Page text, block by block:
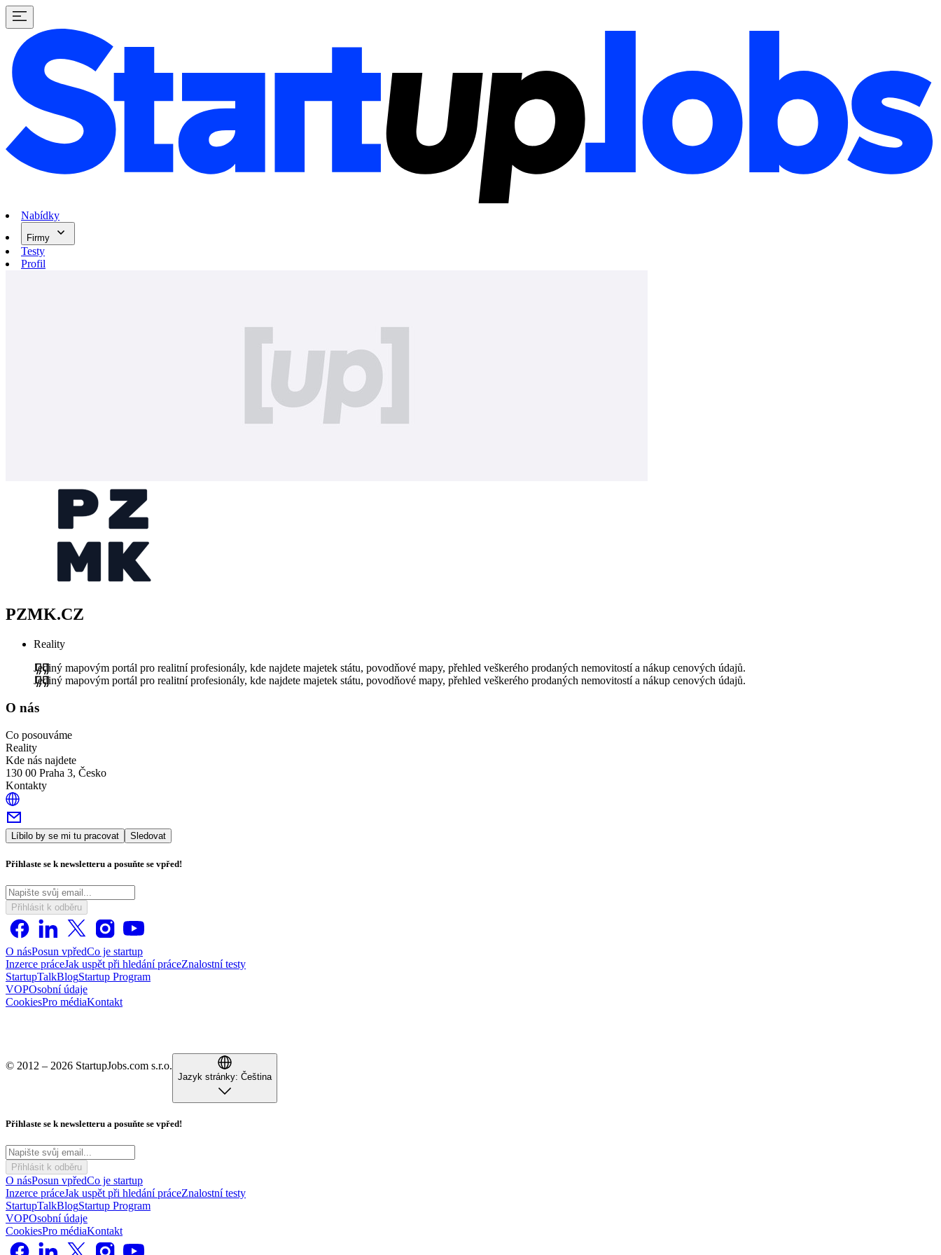
Nabídky
Firmy
Testy
Profil
PZMK.CZ
Reality
Jediný mapovým portál pro realitní profesionály, kde najdete majetek státu, povodňové mapy, přehled veškerého prodaných nemovitostí a nákup cenových údajů.
Jediný mapovým portál pro realitní profesionály, kde najdete majetek státu, povodňové mapy, přehled veškerého prodaných nemovitostí a nákup cenových údajů.
O nás
Co posouváme
Reality
Kde nás najdete
130 00 Praha 3, Česko
Kontakty
Líbilo by se mi tu pracovat Sledovat
Přihlaste se k newsletteru a posuňte se vpřed!
Přihlásit k odběru
O násPosun vpředCo je startup
Inzerce práceJak uspět při hledání práceZnalostní testy
StartupTalkBlogStartup Program
VOPOsobní údaje
CookiesPro médiaKontakt
© 2012 – 2026 StartupJobs.com s.r.o.
Jazyk stránky: Čeština
Přihlaste se k newsletteru a posuňte se vpřed!
Přihlásit k odběru
O násPosun vpředCo je startup
Inzerce práceJak uspět při hledání práceZnalostní testy
StartupTalkBlogStartup Program
VOPOsobní údaje
CookiesPro médiaKontakt